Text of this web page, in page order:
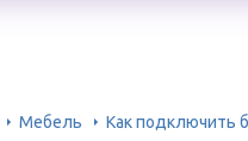
Мебель Как подключить